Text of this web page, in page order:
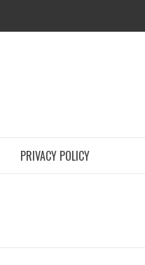
PRIVACY POLICY